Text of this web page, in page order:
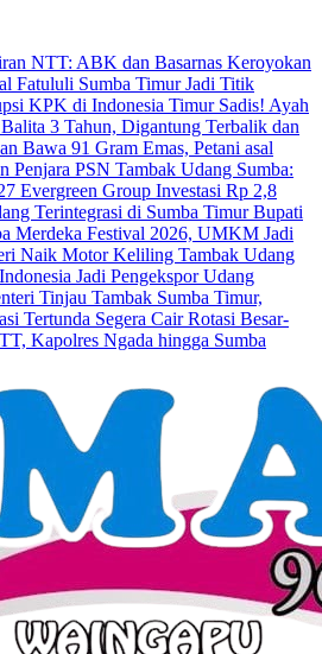
NTT: ABK dan Basarnas Keroyokan
Fatululi Sumba Timur Jadi Titik
KPK di Indonesia Timur Sadis! Ayah
3 Tahun, Digantung Terbalik dan
Bawa 91 Gram Emas, Petani asal
Penjara PSN Tambak Udang Sumba:
Evergreen Group Investasi Rp 2,8
Terintegrasi di Sumba TimurBupati
Merdeka Festival 2026, UMKM Jadi
Naik Motor Keliling Tambak Udang
Jadi Pengekspor Udang
Tinjau Tambak Sumba Timur,
Tertunda Segera CairRotasi Besar-
Kapolres Ngada hingga Sumba